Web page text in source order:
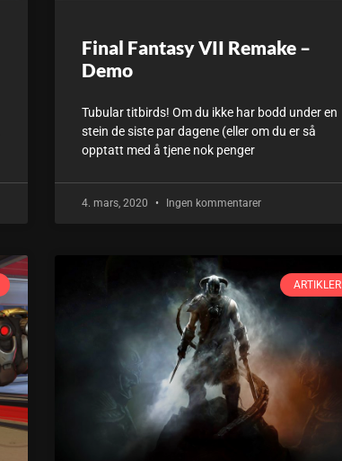
Final Fantasy VII Remake –
Demo
Tubular titbirds! Om du ikke har bodd under en
stein de siste par dagene (eller om du er så
opptatt med å tjene nok penger
4. mars, 2020 Ingen kommentarer
ARTIKLER